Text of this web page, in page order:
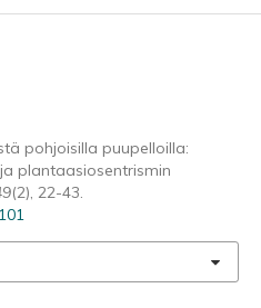
pohjoisilla puupelloilla:
plantaasiosentrismin
(2), 22-43.